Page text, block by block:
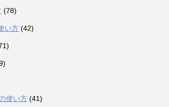
(78)
い方 (42)
使い方 (41)